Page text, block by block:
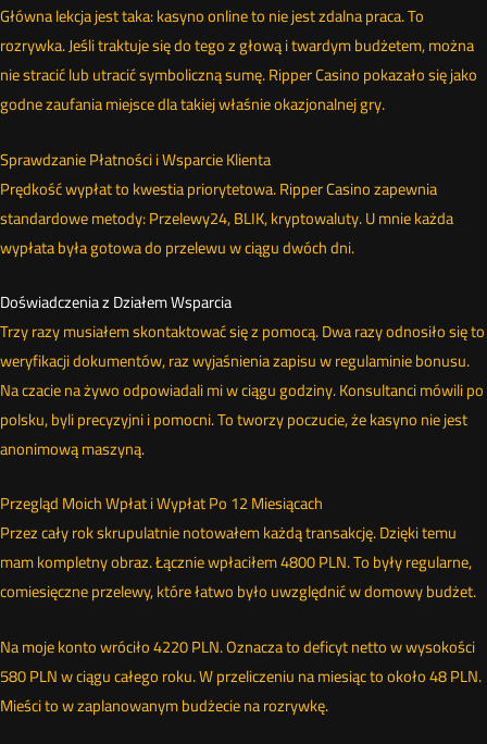
Główna lekcja jest taka: kasyno online to nie jest zdalna praca. To
rozrywka. Jeśli traktuje się do tego z głową i twardym budżetem, można
nie stracić lub utracić symboliczną sumę. Ripper Casino pokazało się jako
godne zaufania miejsce dla takiej właśnie okazjonalnej gry.
Sprawdzanie Płatności i Wsparcie Klienta
Prędkość wypłat to kwestia priorytetowa. Ripper Casino zapewnia
standardowe metody: Przelewy24, BLIK, kryptowaluty. U mnie każda
wypłata była gotowa do przelewu w ciągu dwóch dni.
Doświadczenia z Działem Wsparcia
Trzy razy musiałem skontaktować się z pomocą. Dwa razy odnosiło się to
weryfikacji dokumentów, raz wyjaśnienia zapisu w regulaminie bonusu.
Na czacie na żywo odpowiadali mi w ciągu godziny. Konsultanci mówili po
polsku, byli precyzyjni i pomocni. To tworzy poczucie, że kasyno nie jest
anonimową maszyną.
Przegląd Moich Wpłat i Wypłat Po 12 Miesiącach
Przez cały rok skrupulatnie notowałem każdą transakcję. Dzięki temu
mam kompletny obraz. Łącznie wpłaciłem 4800 PLN. To były regularne,
comiesięczne przelewy, które łatwo było uwzględnić w domowy budżet.
Na moje konto wróciło 4220 PLN. Oznacza to deficyt netto w wysokości
580 PLN w ciągu całego roku. W przeliczeniu na miesiąc to około 48 PLN.
Mieści to w zaplanowanym budżecie na rozrywkę.